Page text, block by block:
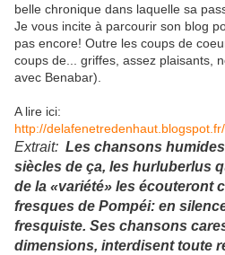
belle chronique dans laquelle sa
Je vous incite à parcourir son blog
pas encore! Outre les coups de
coups de... griffes, assez plaisants,
avec Benabar).
A lire ici:
http://
Extrait: Les chansons
siècles de ça, les hurluberlus
de la «variété» les écouteront
fresques de Pompéi: en
fresquiste. Ses chansons
dimensions, interdisent toute